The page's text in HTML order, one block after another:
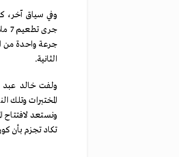
وفي سياق آخر،
الثانية.
ولفت خالد عبد
المختبرات وتلك
ونستعد لافتتاح
تكاد تجزم بأن